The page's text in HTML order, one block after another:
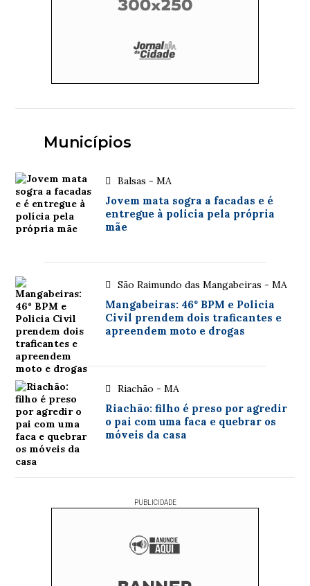
Municípios
Balsas - MA
Jovem mata sogra a facadas e é
entregue à polícia pela própria
mãe
São Raimundo das Mangabeiras - MA
Mangabeiras: 46º BPM e Policia
Civil prendem dois traficantes e
apreendem moto e drogas
Riachão - MA
Riachão: filho é preso por agredir
o pai com uma faca e quebrar os
móveis da casa
PUBLICIDADE